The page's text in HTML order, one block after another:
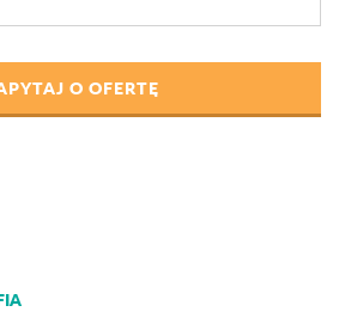
O OFERTĘ